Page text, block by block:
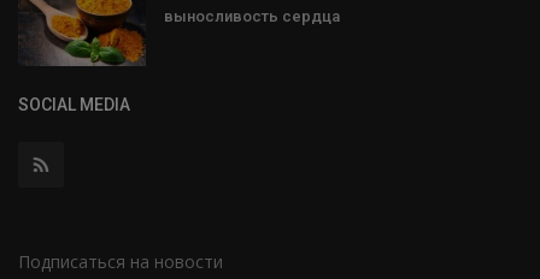
выносливость сердца
SOCIAL MEDIA
Подписаться на новости